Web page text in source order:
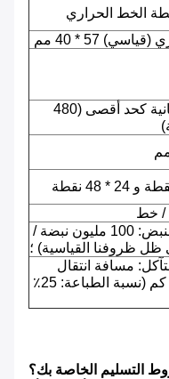
الخط الحراري
57 * 40 مم
70 مم / ثانية كحد أقصى (480
مقاومة النبض: 100 مليون نبضة /
ظروفنا القياسية) ؛
مسافة انتقال
الورق 50 كم (نسبة الطباعة: 25٪
التسليم الخاصة بك؟